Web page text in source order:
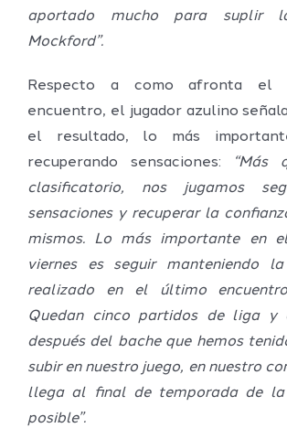
aportado mucho para suplir
Mockford”.
Respecto a como afronta el
encuentro, el jugador azulino
el resultado, lo más
recuperando sensaciones:
“Más
clasificatorio, nos jugamos
sensaciones y recuperar la
mismos. Lo más importante en
viernes es seguir manteniendo
realizado en el último
Quedan cinco partidos de liga y
después del bache que hemos
subir en nuestro juego, en nuestro
llega al final de temporada de la
posible”.